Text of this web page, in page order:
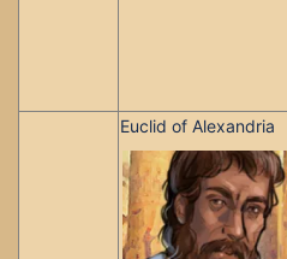
Euclid of Alexandria